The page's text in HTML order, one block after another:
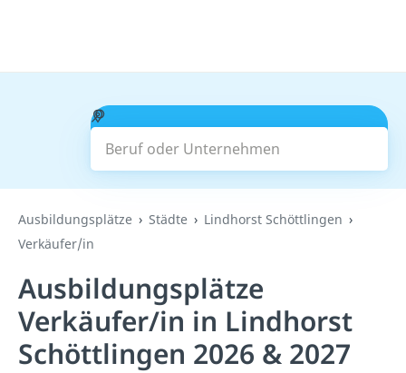
Beruf oder Unternehmen
Suchen
Ausbildungsplätze Städte
Lindhorst Schöttlingen
Verkäufer/in
Ausbildungsplätze
Verkäufer/in in Lindhorst
Schöttlingen 2026 & 2027